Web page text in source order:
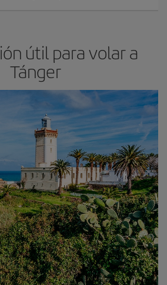
útil para volar a
Tánger